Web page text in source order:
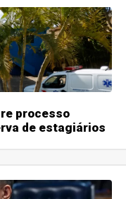
processo
de estagiários